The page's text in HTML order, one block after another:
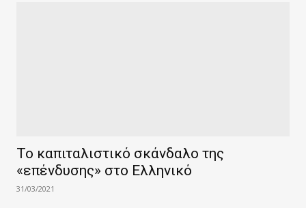
Το καπιταλιστικό σκάνδαλο της
«επένδυσης» στο Ελληνικό
31/03/2021